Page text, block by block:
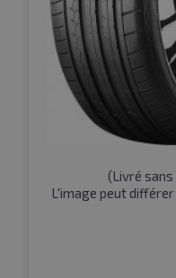
(Livré sans
L'image peut